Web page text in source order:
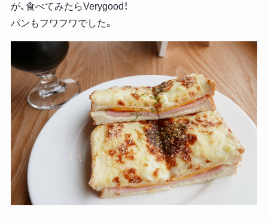
が、食べてみたらVerygood！
パンもフワフワでした。